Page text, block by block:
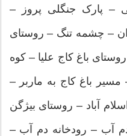
پارک جنگلی پروز –
– چشمه تنگ – روستای
باغ کاج علیا – کوه
مسیر باغ کاج به ماربر –
آباد – روستای بیژگن
آب – رودخانه دم آب –